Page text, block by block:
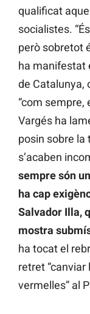
qualificat
socialistes.
però sobretot
ha manifestat
de Catalunya,
“com sempre,
Vargés ha
posin sobre la
s’acaben
sempre són
ha cap
Salvador Illa,
mostra
ha tocat el
retret
vermelles” al